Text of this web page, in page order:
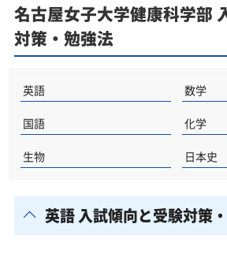
大学受験対策いつから始める？
のポイント
不登校・高卒認定者・通信制高
浪人生、社会人の方の名古屋女
格に向けた受験対策も実施
名古屋女子大学の他の学部
値から探す
名古屋女子大学健康科学部受験生
問
名古屋女子大学健康科学部
対策・勉強法
英語 数学
国語 化学
生物 日本史
英語 入試傾向と受験対策